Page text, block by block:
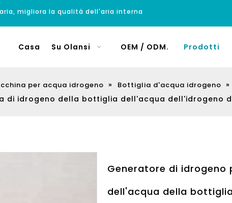
migliora la qualità dell'aria interna
Casa Su Olansi OEM / ODM. Prodotti
per acqua idrogeno » Bottiglia d'acqua idrogeno »
idrogeno della bottiglia dell'acqua dell'idrogeno
Generatore di idrogeno
dell'acqua della